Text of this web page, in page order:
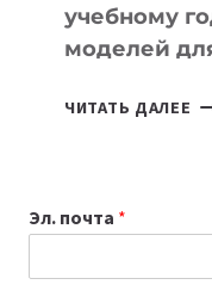
учебному
моделей
ЧИТАТЬ ДАЛЕЕ
Эл. почта *